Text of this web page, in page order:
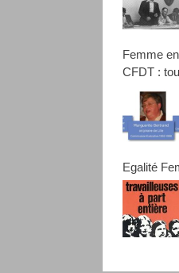
Femme
CFDT :
Egalité